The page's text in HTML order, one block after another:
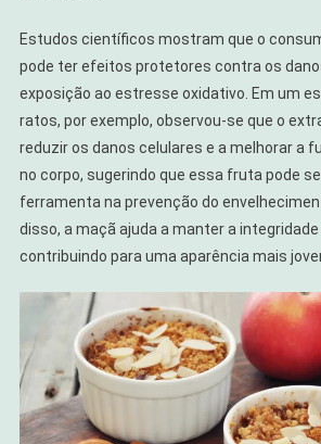
Estudos científicos mostram que o
pode ter efeitos protetores contra os
exposição ao estresse oxidativo. Em um
ratos, por exemplo, observou-se que o
reduzir os danos celulares e a melhorar a
no corpo, sugerindo que essa fruta pode
ferramenta na prevenção do
disso, a maçã ajuda a manter a
contribuindo para uma aparência mais